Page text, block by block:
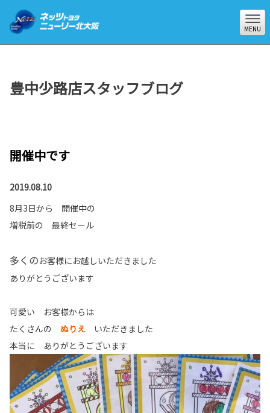
MENU
豊中少路店スタッフブログ
開催中です
2019.08.10
8月3日から 開催中の
増税前の 最終セール
多くのお客様にお越しいただきました
ありがとうございます
可愛い お客様からは
たくさんの ぬりえ いただきました
本当に ありがとうございます